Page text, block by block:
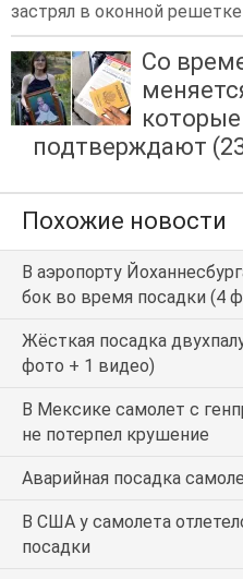
застрял в оконной
Со
подтверждают
Похожие новости
В аэропорту
бок во время посадки (4
Жёсткая посадка
фото + 1 видео)
В Мексике самолет с
не потерпел крушение
Аварийная посадка
В США у самолета
посадки